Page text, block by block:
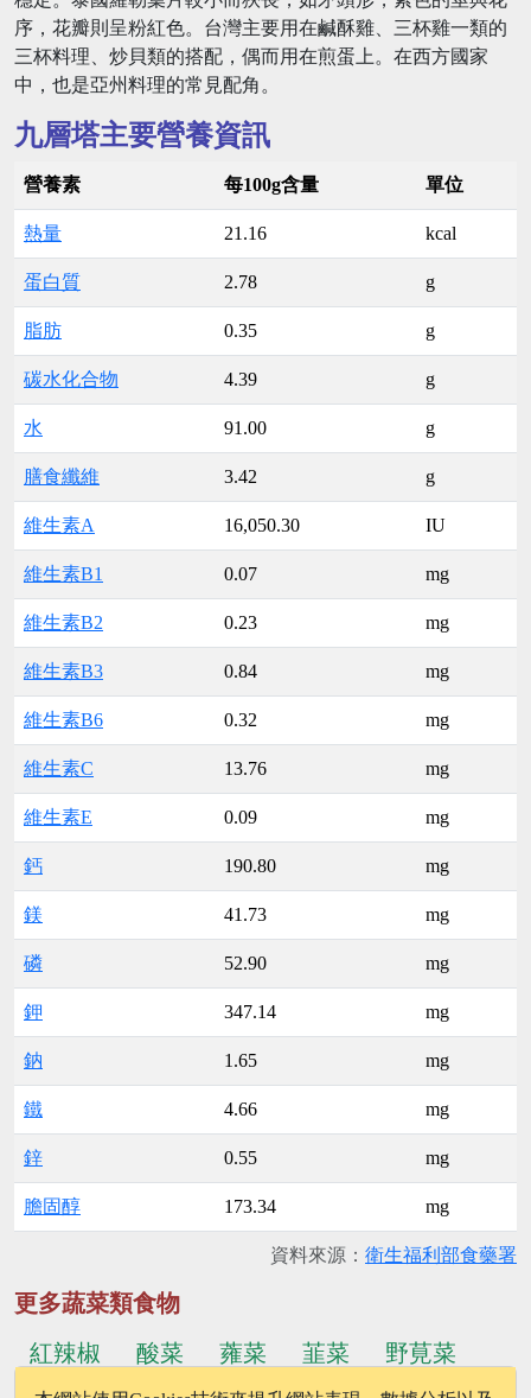
序，花瓣則呈粉紅色。台灣主要用在鹹酥雞、三杯雞一類的
三杯料理、炒貝類的搭配，偶而用在煎蛋上。在西方國家
中，也是亞州料理的常見配角。
九層塔主要營養資訊
營養素 每100g含量 單位
熱量 21.16 kcal
蛋白質 2.78 g
脂肪 0.35 g
碳水化合物 4.39 g
水 91.00 g
膳食纖維 3.42 g
維生素A 16,050.30 IU
維生素B1 0.07 mg
維生素B2 0.23 mg
維生素B3 0.84 mg
維生素B6 0.32 mg
維生素C 13.76 mg
維生素E 0.09 mg
鈣 190.80 mg
鎂 41.73 mg
磷 52.90 mg
鉀 347.14 mg
鈉 1.65 mg
鐵 4.66 mg
鋅 0.55 mg
膽固醇 173.34 mg
資料來源： 衛生福利部食藥署
更多蔬菜類食物
紅辣椒
酸菜 蕹菜 韮菜
野莧菜